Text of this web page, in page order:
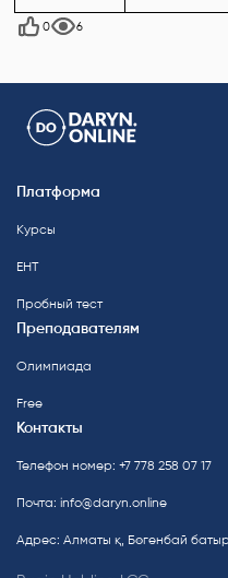
0 6
Платформа
Курсы
ЕНТ
Пробный тест
Преподавателям
Олимпиада
Free
Контакты
Телефон номер: +7 778 258 07 17
Почта: info@daryn.online
Адрес: Алматы қ, Бөгенбай